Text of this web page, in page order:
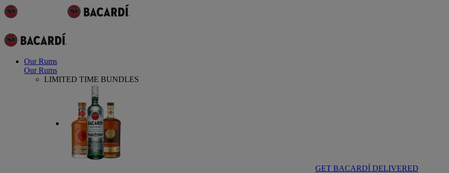
Our Rums
Our Rums
LIMITED TIME BUNDLES
GET BACARDÍ DELIVERED